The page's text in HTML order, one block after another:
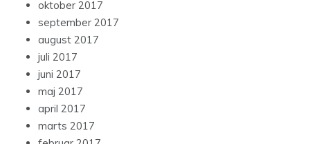
oktober 2017
september 2017
august 2017
juli 2017
juni 2017
maj 2017
april 2017
marts 2017